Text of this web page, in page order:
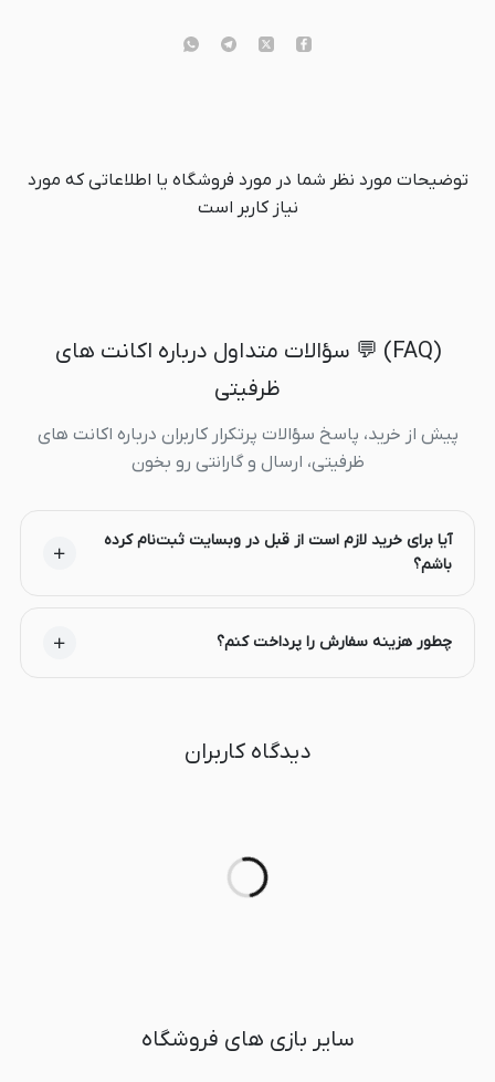
توضیحات مورد نظر شما در مورد فروشگاه یا اطلاعاتی که مورد
نیاز کاربر است
(FAQ) 💬 سؤالات متداول درباره اکانت های
ظرفیتی
پیش از خرید، پاسخ سؤالات پرتکرار کاربران درباره اکانت های
ظرفیتی، ارسال و گارانتی رو بخون
آیا برای خرید لازم است از قبل در وبسایت ثبت‌نام کرده
باشم؟
چطور هزینه سفارش را پرداخت کنم؟
دیدگاه کاربران
سایر بازی های فروشگاه